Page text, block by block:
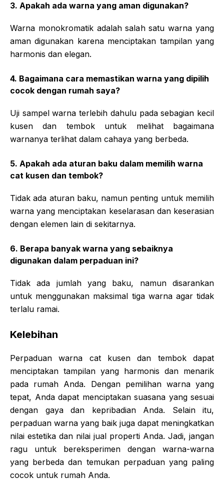
3. Apakah ada warna yang aman digunakan?
Warna monokromatik adalah salah satu warna yang
aman digunakan karena menciptakan tampilan yang
harmonis dan elegan.
4. Bagaimana cara memastikan warna yang dipilih
cocok dengan rumah saya?
Uji sampel warna terlebih dahulu pada sebagian kecil
kusen dan tembok untuk melihat bagaimana
warnanya terlihat dalam cahaya yang berbeda.
5. Apakah ada aturan baku dalam memilih warna
cat kusen dan tembok?
Tidak ada aturan baku, namun penting untuk memilih
warna yang menciptakan keselarasan dan keserasian
dengan elemen lain di sekitarnya.
6. Berapa banyak warna yang sebaiknya
digunakan dalam perpaduan ini?
Tidak ada jumlah yang baku, namun disarankan
untuk menggunakan maksimal tiga warna agar tidak
terlalu ramai.
Kelebihan
Perpaduan warna cat kusen dan tembok dapat
menciptakan tampilan yang harmonis dan menarik
pada rumah Anda. Dengan pemilihan warna yang
tepat, Anda dapat menciptakan suasana yang sesuai
dengan gaya dan kepribadian Anda. Selain itu,
perpaduan warna yang baik juga dapat meningkatkan
nilai estetika dan nilai jual properti Anda. Jadi, jangan
ragu untuk bereksperimen dengan warna-warna
yang berbeda dan temukan perpaduan yang paling
cocok untuk rumah Anda.